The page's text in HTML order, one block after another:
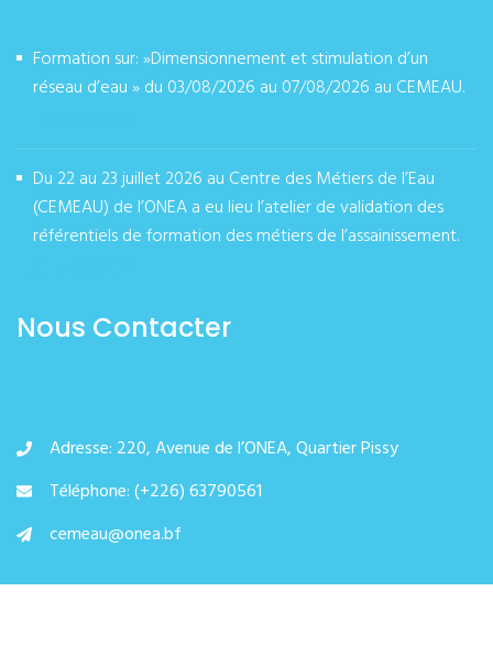
Formation sur: »Dimensionnement et stimulation d’un
réseau d’eau » du 03/08/2026 au 07/08/2026 au CEMEAU.
Du 22 au 23 juillet 2026 au Centre des Métiers de l’Eau
(CEMEAU) de l’ONEA a eu lieu l’atelier de validation des
référentiels de formation des métiers de l’assainissement.
Nous Contacter
Adresse: 220, Avenue de l’ONEA, Quartier Pissy
Téléphone: (+226) 63790561
cemeau@onea.bf